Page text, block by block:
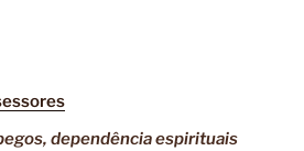
dependência espirituais